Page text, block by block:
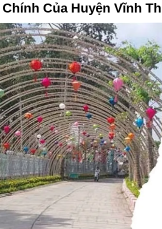
Của Huyện Vĩnh